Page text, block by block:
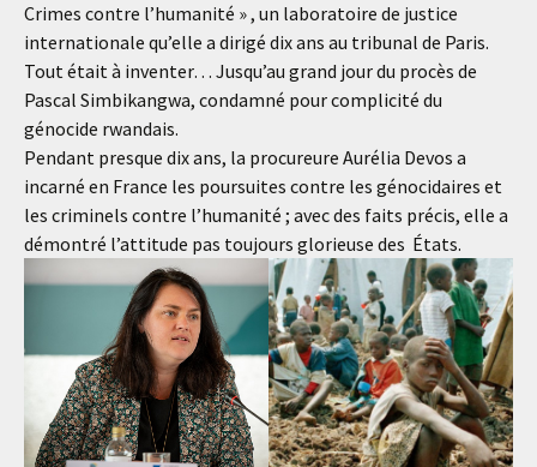
Crimes contre l’humanité » , un laboratoire de justice
internationale qu’elle a dirigé dix ans au tribunal de Paris.
Tout était à inventer… Jusqu’au grand jour du procès de
Pascal Simbikangwa, condamné pour complicité du
génocide rwandais.
Pendant presque dix ans, la procureure Aurélia Devos a
incarné en France les poursuites contre les génocidaires et
les criminels contre l’humanité ; avec des faits précis, elle a
démontré l’attitude pas toujours glorieuse des États.